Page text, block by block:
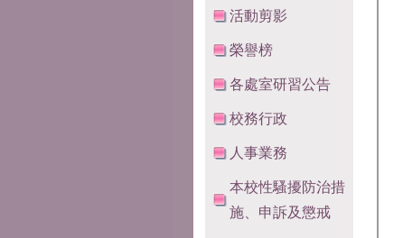
活動剪影
榮譽榜
各處室研習公告
校務行政
人事業務
本校性騷擾防治措
施、申訴及懲戒